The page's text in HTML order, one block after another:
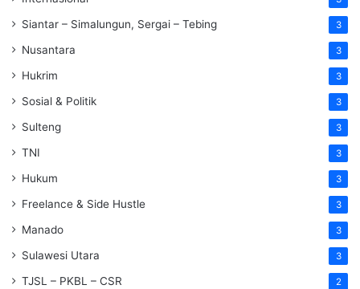
Siantar – Simalungun, Sergai – Tebing 3
Nusantara 3
Hukrim 3
Sosial & Politik 3
Sulteng 3
TNI 3
Hukum 3
Freelance & Side Hustle 3
Manado 3
Sulawesi Utara 3
TJSL – PKBL – CSR 2